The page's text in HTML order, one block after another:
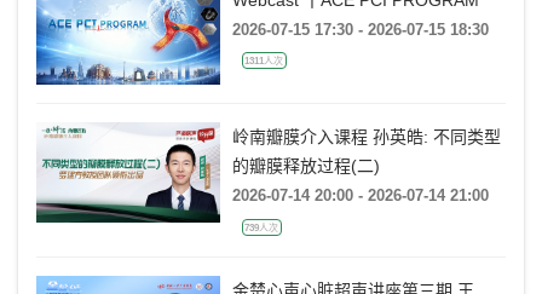
Webcast 丨ACE PCI PROGRAM
2026-07-15 17:30 - 2026-07-15 18:30
岭南瓣膜介入课程 孙英皓: 不同类型
的瓣膜释放过程(二)
2026-07-14 20:00 - 2026-07-14 21:00